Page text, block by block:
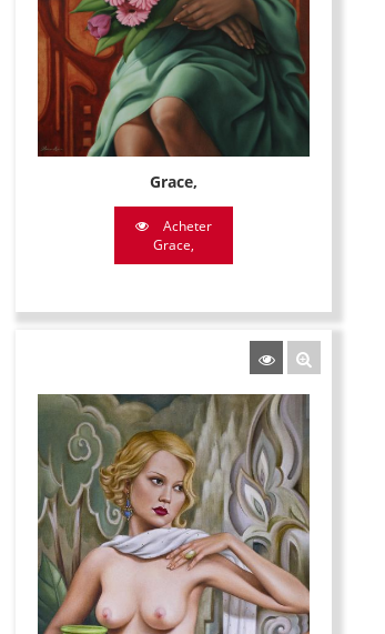
Grace,
Acheter
Grace,